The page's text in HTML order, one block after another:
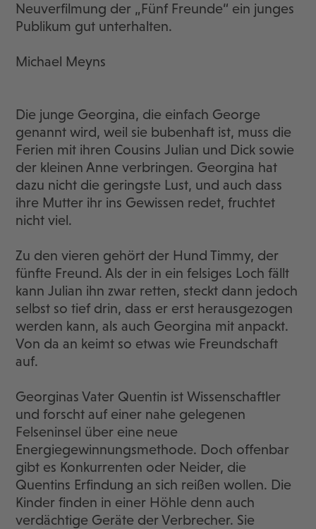
Neuverfilmung der „Fünf Freunde“ ein junges
Publikum gut unterhalten.
Michael Meyns
Die junge Georgina, die einfach George
genannt wird, weil sie bubenhaft ist, muss die
Ferien mit ihren Cousins Julian und Dick sowie
der kleinen Anne verbringen. Georgina hat
dazu nicht die geringste Lust, und auch dass
ihre Mutter ihr ins Gewissen redet, fruchtet
nicht viel.
Zu den vieren gehört der Hund Timmy, der
fünfte Freund. Als der in ein felsiges Loch fällt
kann Julian ihn zwar retten, steckt dann jedoch
selbst so tief drin, dass er erst herausgezogen
werden kann, als auch Georgina mit anpackt.
Von da an keimt so etwas wie Freundschaft
auf.
Georginas Vater Quentin ist Wissenschaftler
und forscht auf einer nahe gelegenen
Felseninsel über eine neue
Energiegewinnungsmethode. Doch offenbar
gibt es Konkurrenten oder Neider, die
Quentins Erfindung an sich reißen wollen. Die
Kinder finden in einer Höhle denn auch
verdächtige Geräte der Verbrecher. Sie